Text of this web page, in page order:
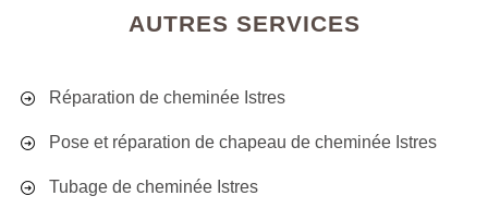
AUTRES SERVICES
Réparation de cheminée Istres
Pose et réparation de chapeau de cheminée Istres
Tubage de cheminée Istres